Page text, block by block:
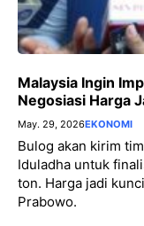
Malaysia Ingin
Negosiasi Harga
May. 29, 2026EKONOMI
Bulog akan kirim
Iduladha untuk
ton. Harga jadi
Prabowo.